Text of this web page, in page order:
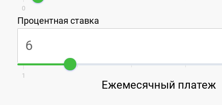
0
Процентная ставка
1
Ежемесячный платеж